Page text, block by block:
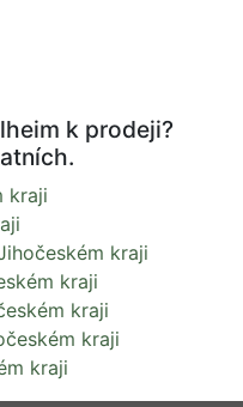
k prodeji?
kraji
kraji
kraji
kraji
kraji
kraji